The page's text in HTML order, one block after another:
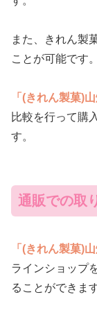
また、きれん製
ことが可能です。
「(きれん製菓)
比較を行って購
す。
通販での取
「(きれん製菓)
ラインショップ
ることができます